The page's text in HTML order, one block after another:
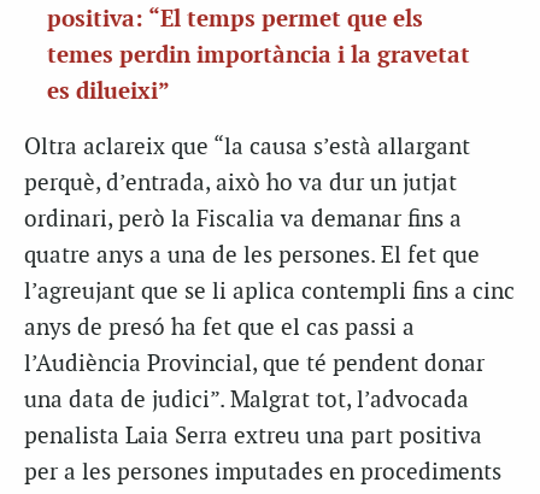
positiva: “El temps permet que els
temes perdin importància i la gravetat
es dilueixi”
Oltra aclareix que “la causa s’està allargant
perquè, d’entrada, això ho va dur un jutjat
ordinari, però la Fiscalia va demanar fins a
quatre anys a una de les persones. El fet que
l’agreujant que se li aplica contempli fins a cinc
anys de presó ha fet que el cas passi a
l’Audiència Provincial, que té pendent donar
una data de judici”. Malgrat tot, l’advocada
penalista Laia Serra extreu una part positiva
per a les persones imputades en procediments